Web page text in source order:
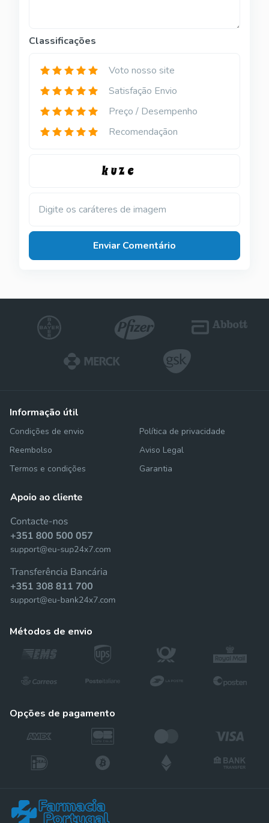
Classificações
Voto nosso site
Satisfação Envio
Preço / Desempenho
Recomendaçãon
Digite os caráteres de imagem
Enviar Comentário
informação útil
Condições de envio
Reembolso
Termos e condições
Política de privacidade
Aviso Legal
Garantia
métodos de envio
opções de pagamento